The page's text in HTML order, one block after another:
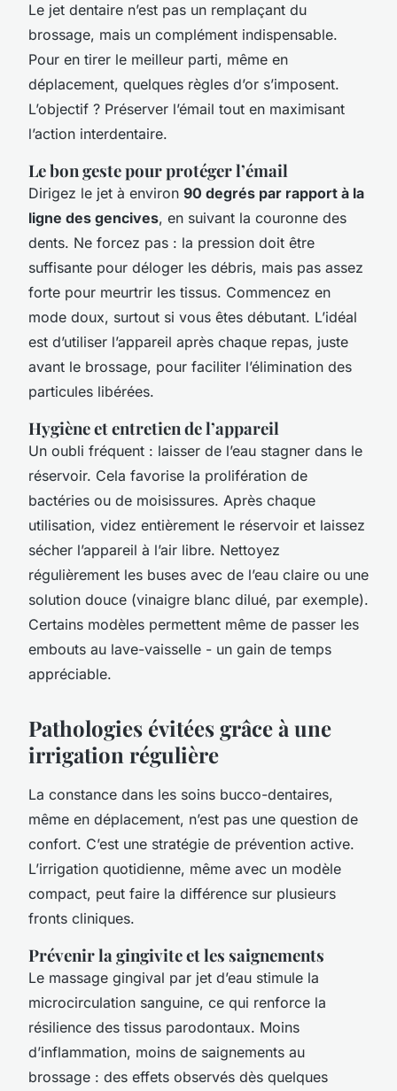
Le jet dentaire n’est pas un remplaçant du
brossage, mais un complément indispensable.
Pour en tirer le meilleur parti, même en
déplacement, quelques règles d’or s’imposent.
L’objectif ? Préserver l’émail tout en maximisant
l’action interdentaire.
Le bon geste pour protéger l’émail
Dirigez le jet à environ 90 degrés par rapport à la
ligne des gencives, en suivant la couronne des
dents. Ne forcez pas : la pression doit être
suffisante pour déloger les débris, mais pas assez
forte pour meurtrir les tissus. Commencez en
mode doux, surtout si vous êtes débutant. L’idéal
est d’utiliser l’appareil après chaque repas, juste
avant le brossage, pour faciliter l’élimination des
particules libérées.
Hygiène et entretien de l’appareil
Un oubli fréquent : laisser de l’eau stagner dans le
réservoir. Cela favorise la prolifération de
bactéries ou de moisissures. Après chaque
utilisation, videz entièrement le réservoir et laissez
sécher l’appareil à l’air libre. Nettoyez
régulièrement les buses avec de l’eau claire ou une
solution douce (vinaigre blanc dilué, par exemple).
Certains modèles permettent même de passer les
embouts au lave-vaisselle - un gain de temps
appréciable.
Pathologies évitées grâce à une
irrigation régulière
La constance dans les soins bucco-dentaires,
même en déplacement, n’est pas une question de
confort. C’est une stratégie de prévention active.
L’irrigation quotidienne, même avec un modèle
compact, peut faire la différence sur plusieurs
fronts cliniques.
Prévenir la gingivite et les saignements
Le massage gingival par jet d’eau stimule la
microcirculation sanguine, ce qui renforce la
résilience des tissus parodontaux. Moins
d’inflammation, moins de saignements au
brossage : des effets observés dès quelques